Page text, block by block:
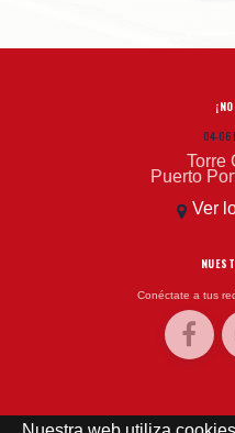
04-06
Torre
Puerto
Ver
Conéctate a tus
EL